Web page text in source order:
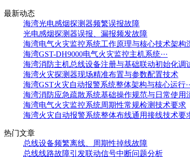
最新动态
海湾光电感烟探测器频繁误报故障
光电感烟探测器误报、漏报频发故障
海湾电气火灾监控系统工作原理与核心技术架构深
海湾GST-DH9000电气火灾监控主机系统···
海湾消防主机总线设备注册与基础联动初始化调试
海湾火灾探测器现场精准布置与参数配置技术
海湾GST火灾自动报警系统整体架构与核心运行
海湾消防应急疏散系统基础操作规范与日常使用流
海湾电气火灾监控系统周期性常规检测技术要求
海湾火灾自动报警系统整体布线通用接线技术要
热门文章
总线设备频繁离线、周期性掉线故障
总线线路故障引发联动信号中断问题分析